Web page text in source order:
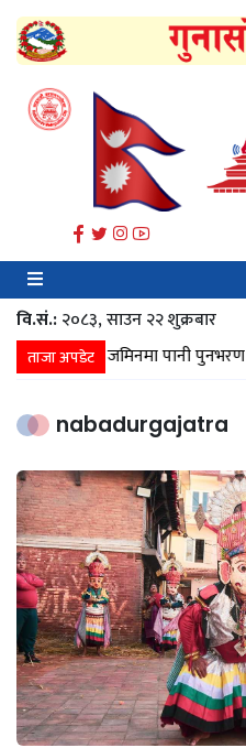
वि.सं.:२०८३, साउन २२ शुक्रबार​
ताजा अपडेट
संकलन |जमिनमा पानी पुनभरण |
nabadurgajatra